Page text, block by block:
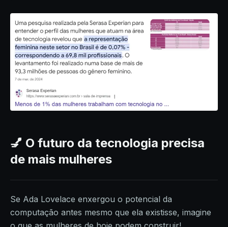
💅 O futuro da tecnologia precisa
de mais mulheres
Se Ada Lovelace enxergou o potencial da
computação antes mesmo que ela existisse, imagine